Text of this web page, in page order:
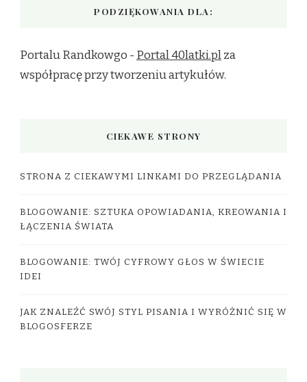
PODZIĘKOWANIA DLA:
Portalu Randkowgo - Portal 40latki.plza
współpracę przy tworzeniu artykułów.
CIEKAWE STRONY
STRONA Z CIEKAWYMI LINKAMI DO PRZEGLĄDANIA
BLOGOWANIE: SZTUKA OPOWIADANIA, KREOWANIA I
ŁĄCZENIA ŚWIATA
BLOGOWANIE: TWÓJ CYFROWY GŁOS W ŚWIECIE
IDEI
JAK ZNALEŹĆ SWÓJ STYL PISANIA I WYRÓŻNIĆ SIĘ W
BLOGOSFERZE